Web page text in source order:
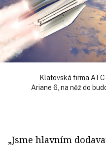
Klatovská firma
Ariane 6, na něž do
„Jsme hlavním